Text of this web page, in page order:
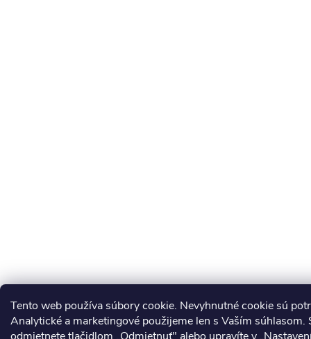
Tento web používa súbory cookie. Nevyhnutné cookie sú
Analytické a marketingové použijeme len s Vaším